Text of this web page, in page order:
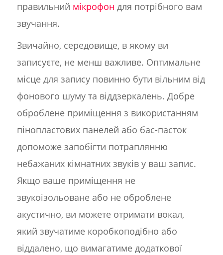
правильний мікрофон для потрібного вам
звучання.
Звичайно, середовище, в якому ви
записуєте, не менш важливе. Оптимальне
місце для запису повинно бути вільним від
фонового шуму та віддзеркалень. Добре
оброблене приміщення з використанням
пінопластових панелей або бас-пасток
допоможе запобігти потраплянню
небажаних кімнатних звуків у ваш запис.
Якщо ваше приміщення не
звукоізольоване або не оброблене
акустично, ви можете отримати вокал,
який звучатиме коробкоподібно або
віддалено, що вимагатиме додаткової